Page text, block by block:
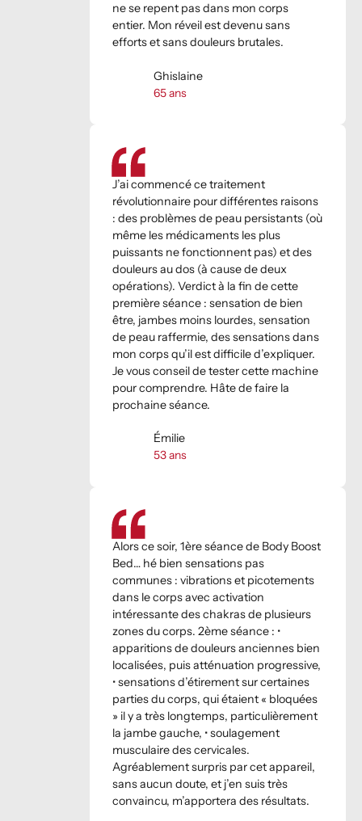
ne se repent pas dans mon corps
entier. Mon réveil est devenu sans
efforts et sans douleurs brutales.
Ghislaine
65ans
J’ai commencé ce traitement
révolutionnaire pour différentes raisons
: des problèmes de peau persistants (où
même les médicaments les plus
puissants ne fonctionnent pas) et des
douleurs au dos (à cause de deux
opérations). Verdict à la fin de cette
première séance : sensation de bien
être, jambes moins lourdes, sensation
de peau raffermie, des sensations dans
mon corps qu’il est difficile d’expliquer.
Je vous conseil de tester cette machine
pour comprendre. Hâte de faire la
prochaine séance.
Émilie
53ans
Alors ce soir, 1ère séance de Body Boost
Bed… hé bien sensations pas
communes : vibrations et picotements
dans le corps avec activation
intéressante des chakras de plusieurs
zones du corps. 2ème séance : •
apparitions de douleurs anciennes bien
localisées, puis atténuation progressive,
• sensations d’étirement sur certaines
parties du corps, qui étaient « bloquées
» il y a très longtemps, particulièrement
la jambe gauche, • soulagement
musculaire des cervicales.
Agréablement surpris par cet appareil,
sans aucun doute, et j’en suis très
convaincu, m’apportera des résultats.